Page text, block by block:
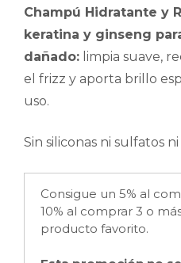
Champú Hidratante y
keratina y ginseng
dañado: limpia suave,
el frizz y aporta brillo
uso.
Sin siliconas ni sulfatos
Consigue un 5% al
10% al comprar 3 o
producto favorito.